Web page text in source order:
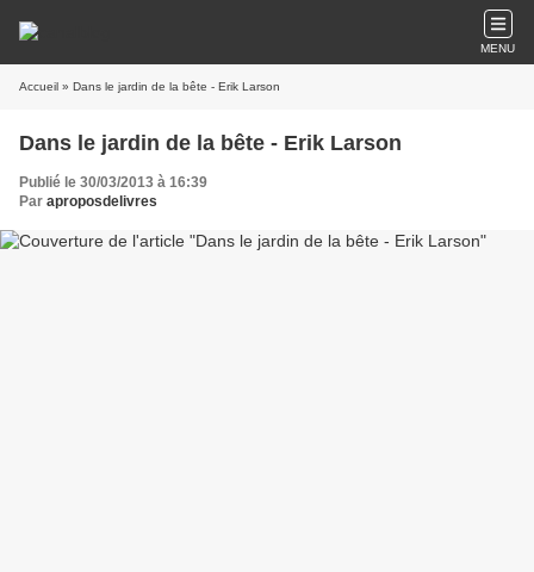
MENU
Accueil » Dans le jardin de la bête - Erik Larson
Dans le jardin de la bête - Erik Larson
Publié le 30/03/2013 à 16:39
Par aproposdelivres